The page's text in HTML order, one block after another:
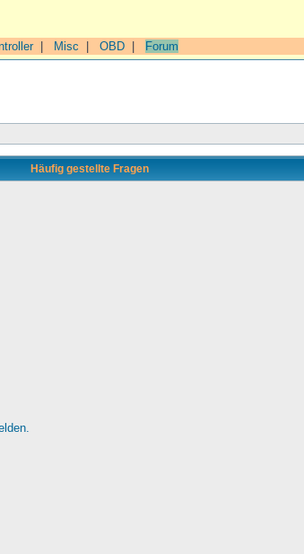
| Misc OBD Forum
Häufig gestellte Fragen